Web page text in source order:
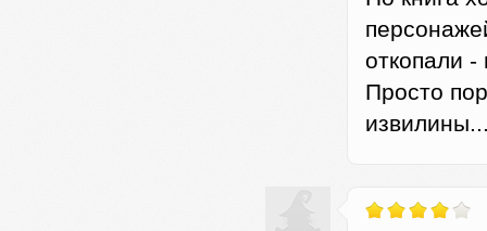
откопали -
Просто